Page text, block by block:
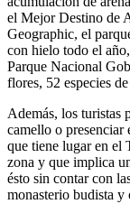
el Mejor Destino de
Geographic, el
con hielo todo el
Parque Nacional
flores, 52 especies
Además, los turistas
camello o presenciar
que tiene lugar en el
zona y que implica
ésto sin contar con
monasterio budista y